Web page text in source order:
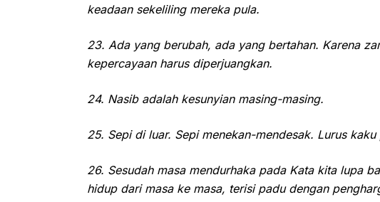
keadaan sekeliling mereka pula.
23. Ada yang berubah, ada yang bertahan. Karena
kepercayaan harus diperjuangkan.
24. Nasib adalah kesunyian masing-masing.
25. Sepi di luar. Sepi menekan-mendesak. Lurus
26. Sesudah masa mendurhaka pada Kata kita lupa
hidup dari masa ke masa, terisi padu dengan